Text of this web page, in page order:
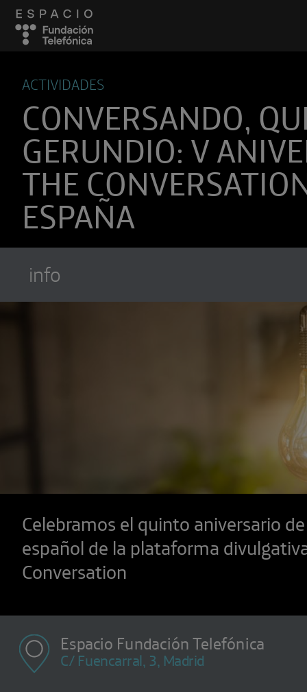
ACTIVIDADES
CONVERSANDO,
GERUNDIO: V
THE
ESPAÑA
info
Celebramos el quinto aniversario
español de la plataforma
Conversation
Espacio Fundación Telefónica
C/ Fuencarral, 3, Madrid